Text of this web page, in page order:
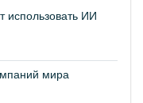
использовать ИИ
мира